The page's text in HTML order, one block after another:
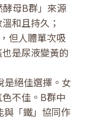
母B群」來源
和且持久；
但人體單次吸
是尿液變黃的
是絕佳選擇。女
不佳。B群中
與「鐵」協同作